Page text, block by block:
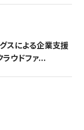
スによる企業支援
ラウドファ...